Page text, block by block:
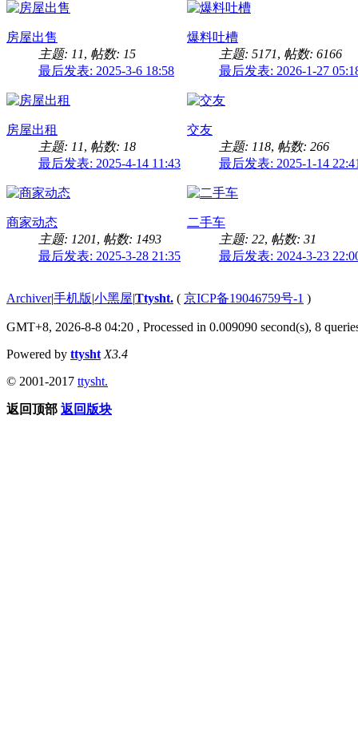
房屋出售
主题: 11, 帖数: 15
最后发表: 2025-3-6 18:58
爆料吐槽
主题: 5171, 帖数: 6166
最后发表: 2026-1-27
房屋出租
主题: 11, 帖数: 18
最后发表: 2025-4-14 11:43
交友
主题: 118, 帖数: 266
最后发表: 2025-1-14
商家动态
主题: 1201, 帖数: 1493
最后发表: 2025-3-28 21:35
二手车
主题: 22, 帖数: 31
最后发表: 2024-3-23
Archiver|手机版|小黑屋|Ttysht. ( 京ICP备19046759号-1 )
GMT+8, 2026-8-8 04:20 , Processed in 0.009090 second(s), 8
Powered by ttysht X3.4
© 2001-2017 ttysht.
返回顶部 返回版块